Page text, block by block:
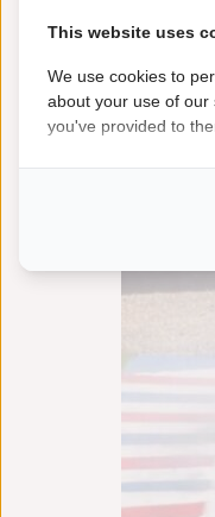
This website uses
We use cookies to
about your use of our
you've provided to